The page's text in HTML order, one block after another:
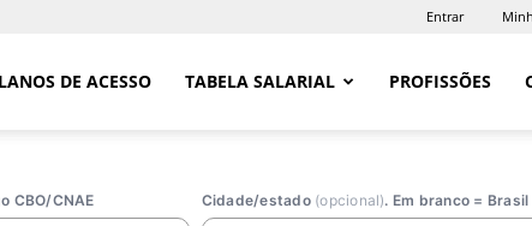
Entrar
DE ACESSO TABELA SALARIAL PROFISSÕES
CBO/CNAE Cidade/estado (opcional). Em branco = Brasil